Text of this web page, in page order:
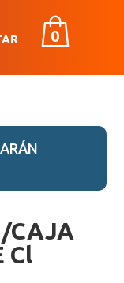
CAJA
Cl
0